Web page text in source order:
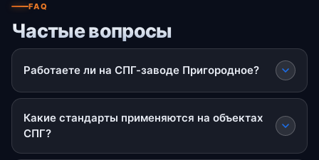
FAQ
Частые вопросы
Работаете ли на СПГ-заводе Пригородное?
Какие стандарты применяются на объектах
СПГ?